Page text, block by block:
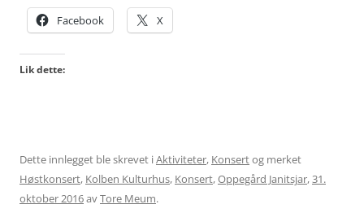
Facebook X
Lik dette:
Dette innlegget ble skrevet iAktiviteter, Konsertog merket
Høstkonsert, Kolben Kulturhus, Konsert,Oppegård Janitsjar,31.
oktober 2016avTore Meum.